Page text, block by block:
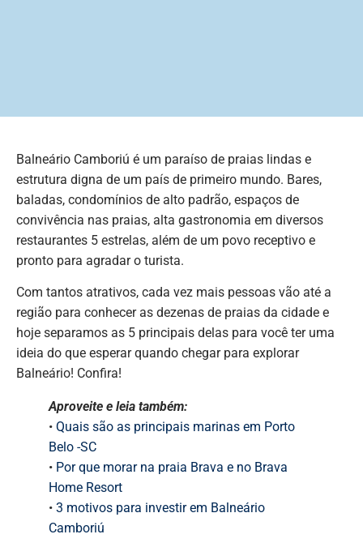
Balneário Camboriú é um paraíso de praias lindas e
estrutura digna de um país de primeiro mundo. Bares,
baladas, condomínios de alto padrão, espaços de
convivência nas praias, alta gastronomia em diversos
restaurantes 5 estrelas, além de um povo receptivo e
pronto para agradar o turista.
Com tantos atrativos, cada vez mais pessoas vão até a
região para conhecer as dezenas de praias da cidade e
hoje separamos as 5 principais delas para você ter uma
ideia do que esperar quando chegar para explorar
Balneário! Confira!
Aproveite e leia também:
• Quais são as principais marinas em Porto
Belo -SC
• Por que morar na praia Brava e no Brava
Home Resort
• 3 motivos para investir em Balneário
Camboriú